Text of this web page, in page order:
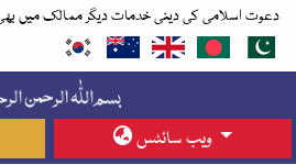
دعوت اسلامی کی دینی خدمات دیگر ممالک میں
ویب سائٹس